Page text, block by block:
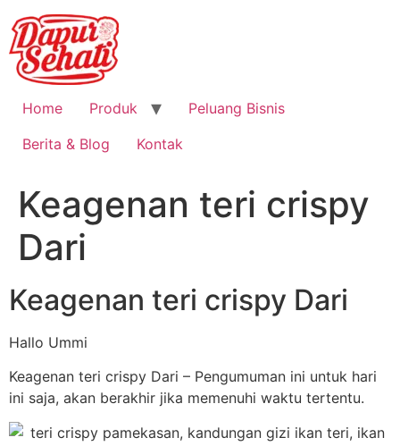
Home Produk
Peluang Bisnis
Berita & Blog
Kontak
Keagenan teri crispy
Dari
Keagenan teri crispy Dari
Hallo Ummi
Keagenan teri crispy Dari – Pengumuman ini untuk hari
ini saja, akan berakhir jika memenuhi waktu tertentu.